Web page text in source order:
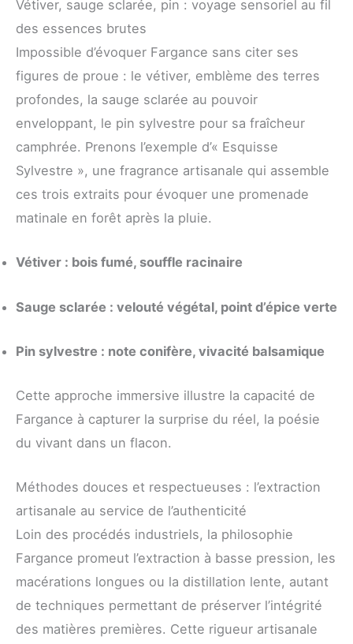
Vétiver, sauge sclarée, pin : voyage sensoriel au fil
des essences brutes
Impossible d’évoquer Fargance sans citer ses
figures de proue : le vétiver, emblème des terres
profondes, la sauge sclarée au pouvoir
enveloppant, le pin sylvestre pour sa fraîcheur
camphrée. Prenons l’exemple d’« Esquisse
Sylvestre », une fragrance artisanale qui assemble
ces trois extraits pour évoquer une promenade
matinale en forêt après la pluie.
Vétiver : bois fumé, souffle racinaire
Sauge sclarée : velouté végétal, point d’épice verte
Pin sylvestre : note conifère, vivacité balsamique
Cette approche immersive illustre la capacité de
Fargance à capturer la surprise du réel, la poésie
du vivant dans un flacon.
Méthodes douces et respectueuses : l’extraction
artisanale au service de l’authenticité
Loin des procédés industriels, la philosophie
Fargance promeut l’extraction à basse pression, les
macérations longues ou la distillation lente, autant
de techniques permettant de préserver l’intégrité
des matières premières. Cette rigueur artisanale